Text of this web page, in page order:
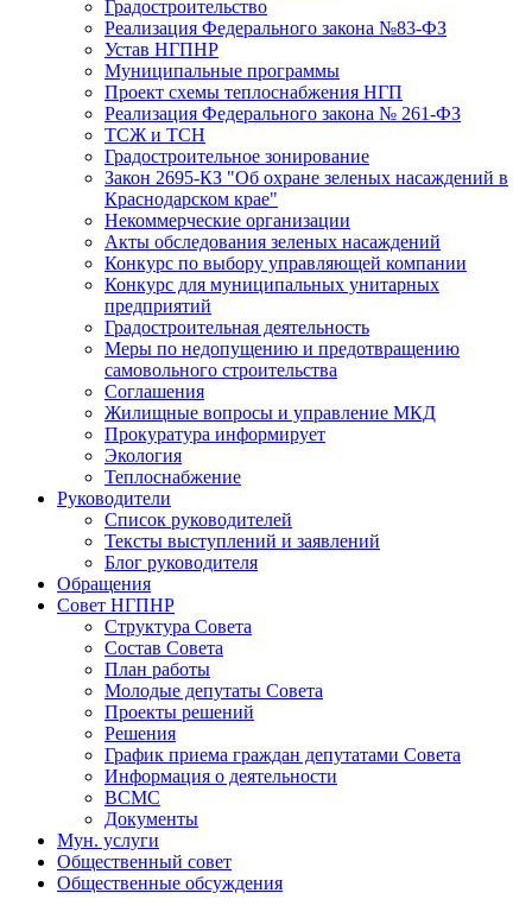
Градостроительство
Реализация Федерального закона №83-ФЗ
Устав НГПНР
Муниципальные программы
Проект схемы теплоснабжения НГП
Реализация Федерального закона № 261-ФЗ
ТСЖ и ТСН
Градостроительное зонирование
Закон 2695-КЗ "Об охране зеленых насаждений в
Краснодарском крае"
Некоммерческие организации
Акты обследования зеленых насаждений
Конкурс по выбору управляющей компании
Конкурс для муниципальных унитарных
предприятий
Градостроительная деятельность
Меры по недопущению и предотвращению
самовольного строительства
Соглашения
Жилищные вопросы и управление МКД
Прокуратура информирует
Экология
Теплоснабжение
Руководители
Список руководителей
Тексты выступлений и заявлений
Блог руководителя
Обращения
Совет НГПНР
Структура Совета
Состав Совета
План работы
Молодые депутаты Совета
Проекты решений
Решения
График приема граждан депутатами Совета
Информация о деятельности
ВСМС
Документы
Мун. услуги
Общественный совет
Общественные обсуждения